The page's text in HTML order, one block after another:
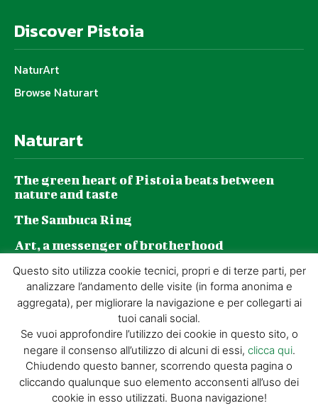
Discover Pistoia
NaturArt
Browse Naturart
Naturart
The green heart of Pistoia beats between
nature and taste
The Sambuca Ring
Art, a messenger of brotherhood
GZP and sustainability: a journey made of
daily choices
© GIORGIO TESI EDITRICE S.R.L. | P.IVA
01732650476 | VIA DI BADIA 14 – 51100 LOC.
BOTTEGONE (PISTOIA) |POWERED BY
ALLYMIND
Questo sito utilizza cookie tecnici, propri e di terze parti, per
analizzare l’andamento delle visite (in forma anonima e
aggregata), per migliorare la navigazione e per collegarti ai
tuoi canali social.
Se vuoi approfondire l’utilizzo dei cookie in questo sito, o
negare il consenso all’utilizzo di alcuni di essi, clicca qui.
Chiudendo questo banner, scorrendo questa pagina o
cliccando qualunque suo elemento acconsenti all’uso dei
cookie in esso utilizzati. Buona navigazione!